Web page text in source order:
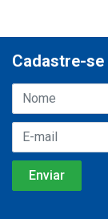
Cadastre-